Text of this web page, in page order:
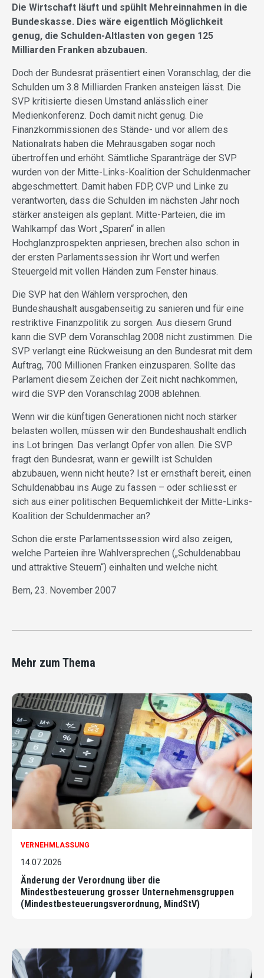
Die Wirtschaft läuft und spühlt Mehreinnahmen in die
Bundeskasse. Dies wäre eigentlich Möglichkeit
genug, die Schulden-Altlasten von gegen 125
Milliarden Franken abzubauen.
Doch der Bundesrat präsentiert einen Voranschlag, der die
Schulden um 3.8 Milliarden Franken ansteigen lässt. Die
SVP kritisierte diesen Umstand anlässlich einer
Medienkonferenz. Doch damit nicht genug. Die
Finanzkommissionen des Stände- und vor allem des
Nationalrats haben die Mehrausgaben sogar noch
übertroffen und erhöht. Sämtliche Sparanträge der SVP
wurden von der Mitte-Links-Koalition der Schuldenmacher
abgeschmettert. Damit haben FDP, CVP und Linke zu
verantworten, dass die Schulden im nächsten Jahr noch
stärker ansteigen als geplant. Mitte-Parteien, die im
Wahlkampf das Wort „Sparen“ in allen
Hochglanzprospekten anpriesen, brechen also schon in
der ersten Parlamentssession ihr Wort und werfen
Steuergeld mit vollen Händen zum Fenster hinaus.
Die SVP hat den Wählern versprochen, den
Bundeshaushalt ausgabenseitig zu sanieren und für eine
restriktive Finanzpolitik zu sorgen. Aus diesem Grund
kann die SVP dem Voranschlag 2008 nicht zustimmen. Die
SVP verlangt eine Rückweisung an den Bundesrat mit dem
Auftrag, 700 Millionen Franken einzusparen. Sollte das
Parlament diesem Zeichen der Zeit nicht nachkommen,
wird die SVP den Voranschlag 2008 ablehnen.
Wenn wir die künftigen Generationen nicht noch stärker
belasten wollen, müssen wir den Bundeshaushalt endlich
ins Lot bringen. Das verlangt Opfer von allen. Die SVP
fragt den Bundesrat, wann er gewillt ist Schulden
abzubauen, wenn nicht heute? Ist er ernsthaft bereit, einen
Schuldenabbau ins Auge zu fassen – oder schliesst er
sich aus einer politischen Bequemlichkeit der Mitte-Links-
Koalition der Schuldenmacher an?
Schon die erste Parlamentssession wird also zeigen,
welche Parteien ihre Wahlversprechen („Schuldenabbau
und attraktive Steuern“) einhalten und welche nicht.
Bern, 23. November 2007
Mehr zum Thema
VERNEHMLASSUNG
14.07.2026
Änderung der Verordnung über die
Mindestbesteuerung grosser Unternehmensgruppen
(Mindestbesteuerungsverordnung, MindStV)